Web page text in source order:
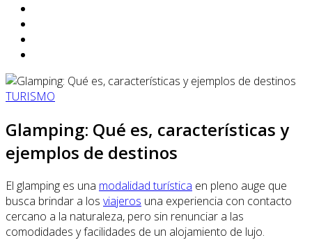
TURISMO
Glamping: Qué es, características y
ejemplos de destinos
El glamping es una modalidad turística en pleno auge que
busca brindar a los viajeros una experiencia con contacto
cercano a la naturaleza, pero sin renunciar a las
comodidades y facilidades de un alojamiento de lujo.